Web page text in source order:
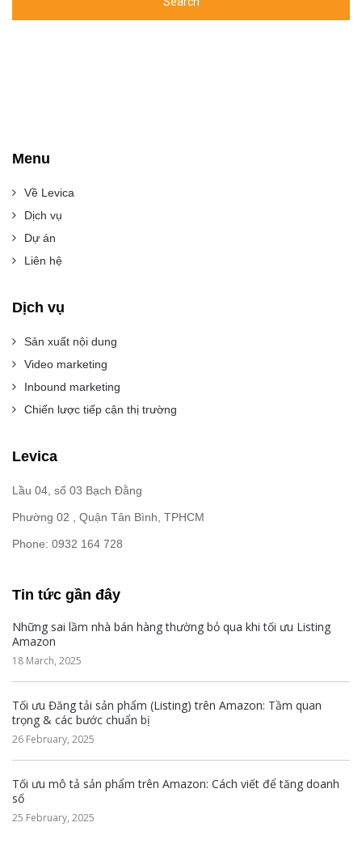
Menu
Về Levica
Dịch vụ
Dự án
Liên hệ
Dịch vụ
Sản xuất nội dung
Video marketing
Inbound marketing
Chiến lược tiếp cận thị trường
Levica
Lầu 04, số 03 Bạch Đằng
Phường 02 , Quận Tân Bình, TPHCM
Phone: 0932 164 728
Tin tức gần đây
Những sai lầm nhà bán hàng thường bỏ qua khi tối ưu Listing
Amazon
18 March, 2025
Tối ưu Đăng tải sản phẩm (Listing) trên Amazon: Tầm quan
trọng & các bước chuẩn bị
26 February, 2025
Tối ưu mô tả sản phẩm trên Amazon: Cách viết để tăng doanh
số
25 February, 2025